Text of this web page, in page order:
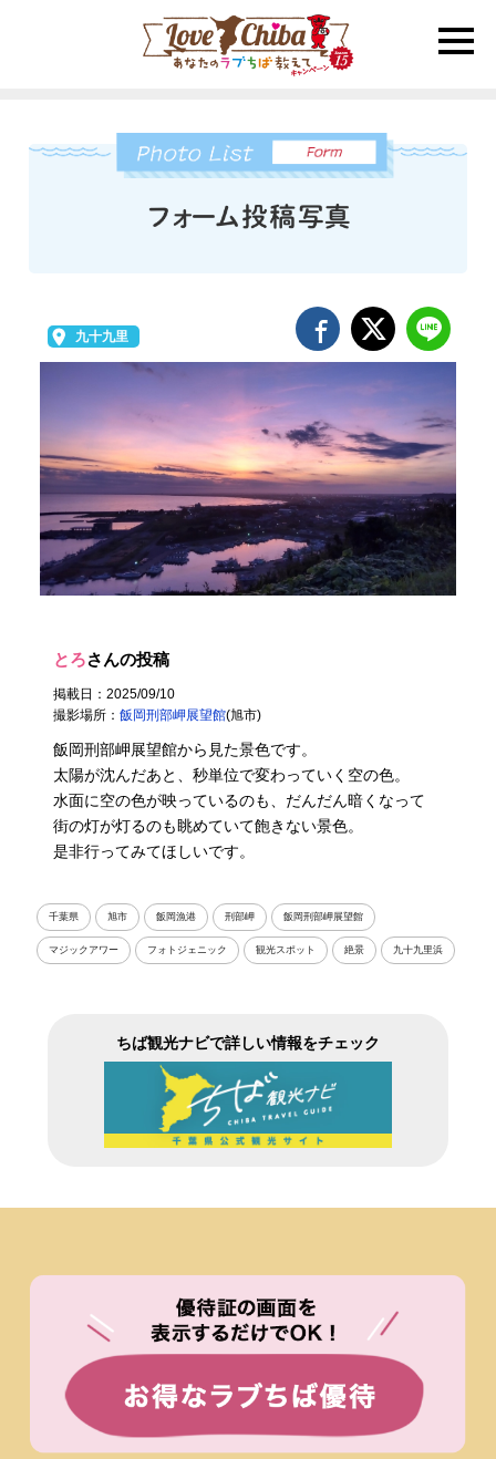
toggle
九十九里
とろさんの投稿
掲載日：2025/09/10
撮影場所：飯岡刑部岬展望館(旭市)
飯岡刑部岬展望館から見た景色です。
太陽が沈んだあと、秒単位で変わっていく空の色。
水面に空の色が映っているのも、だんだん暗くなって
街の灯が灯るのも眺めていて飽きない景色。
是非行ってみてほしいです。
千葉県 旭市 飯岡漁港 刑部岬 飯岡刑部岬展望館
マジックアワー フォトジェニック 観光スポット 絶景 九十九里浜
ちば観光ナビで詳しい情報をチェック